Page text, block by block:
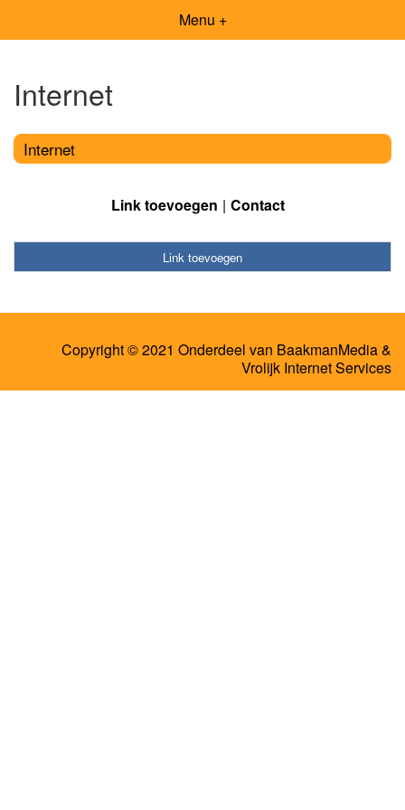
Menu +
Internet
Internet
Link toevoegen Contact
Link toevoegen
Copyright © 2021 Onderdeel van BaakmanMedia&
Vrolijk Internet Services